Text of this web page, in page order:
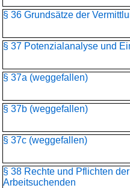
§ 36 Grundsätze der
§ 37 Potenzialanalyse und
§ 37a (weggefallen)
§ 37b (weggefallen)
§ 37c (weggefallen)
§ 38 Rechte und Pflichten
Arbeitsuchenden